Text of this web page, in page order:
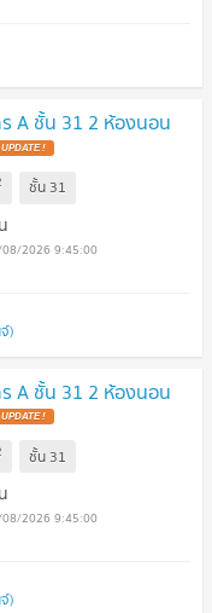
ร A ชั้น 31 2 ห้องนอน
UPDATE !
ชั้น 31
2026 9:45:00
)
ร A ชั้น 31 2 ห้องนอน
UPDATE !
ชั้น 31
2026 9:45:00
)